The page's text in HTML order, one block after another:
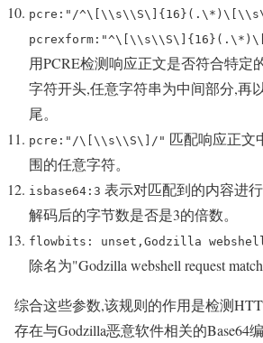
pcre:"/
用PCRE检测响应正文是否符合特定
字符开头,任意字符串为中间部分,再
尾。
pcre:"/\[\\s\\S\]/" 匹配响应正文
围的任意字符。
isbase64:3 表示对匹配到的内容进
解码后的字节数是否是3的倍数。
flowbits: unset,Godzilla
除名为"Godzilla webshell request
综合这些参数,该规则的作用是检测
存在与Godzilla恶意软件相关的Base64